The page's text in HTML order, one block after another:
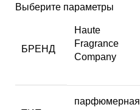
Выберите параметры
БРЕНД
Haute
Fragrance
Company
парфюмерная